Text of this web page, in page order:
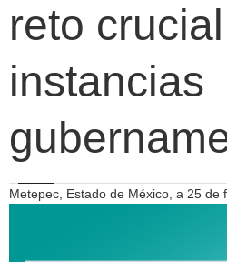
reto
instancias
Metepec, Estado de México, a 25 de